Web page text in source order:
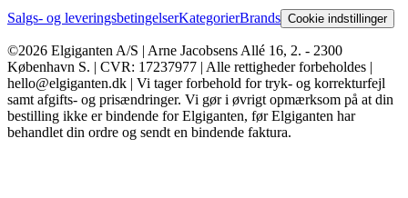
Salgs- og leveringsbetingelserKategorierBrands Cookie indstillinger
©2026 Elgiganten A/S | Arne Jacobsens Allé 16, 2. - 2300
København S. | CVR: 17237977 | Alle rettigheder forbeholdes |
hello@elgiganten.dk | Vi tager forbehold for tryk- og korrekturfejl
samt afgifts- og prisændringer. Vi gør i øvrigt opmærksom på at din
bestilling ikke er bindende for Elgiganten, før Elgiganten har
behandlet din ordre og sendt en bindende faktura.